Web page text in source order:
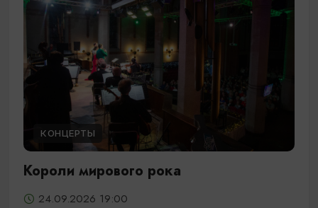
КОНЦЕРТЫ
Короли мирового рока
24.09.2026 19:00